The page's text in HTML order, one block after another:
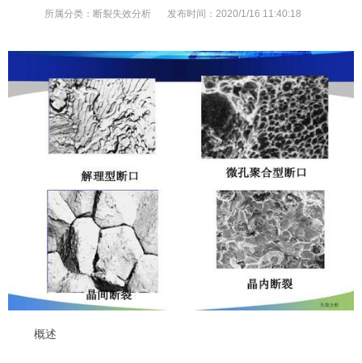
所属分类： 断裂失效分析 发布时间： 2020/1/16 11:40:18
概述